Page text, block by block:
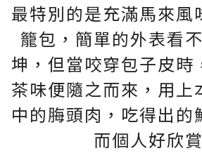
最特別的是充滿馬來風
籠包，簡單的外表看
坤，但當咬穿包子皮時
茶味便隨之而來，用上
中的脢頭肉，吃得出的
而個人好欣